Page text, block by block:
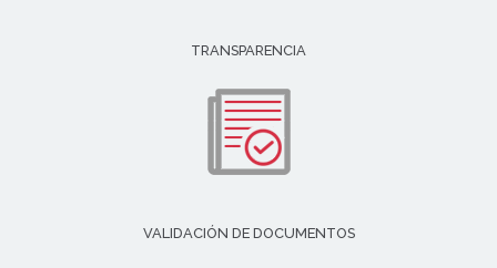
TRANSPARENCIA
VALIDACIÓN DE DOCUMENTOS